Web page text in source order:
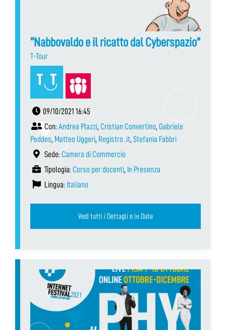
“Nabbovaldo e il ricatto dal Cyberspazio”
T-Tour
09/10/2021 16:45
Con: Andrea Plazzi, Cristian Convertino, Gabriele
Peddes, Matteo Uggeri, Registro .it, Stefania Fabbri
Sede: Camera di Commercio
Tipologia: Corso per docenti, In Presenza
Lingua: Italiano
Vedi tutti i Dettagli e le Date